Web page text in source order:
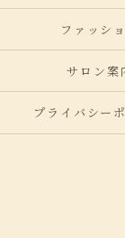
ファッシ
サロン案
プライバシー